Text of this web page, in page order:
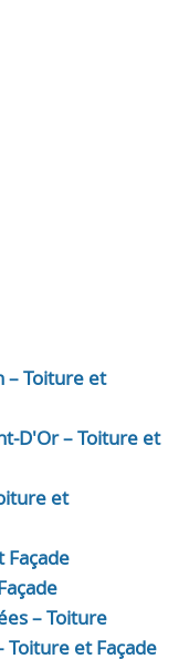
– Toiture et
D'Or – Toiture et
et
Façade
– Toiture
Toiture et Façade